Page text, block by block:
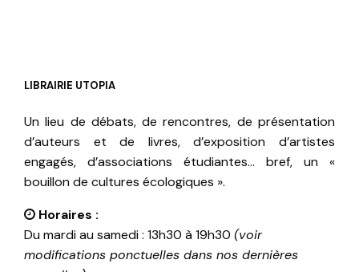
LIBRAIRIE UTOPIA
Un lieu de débats, de rencontres, de présentation
d’auteurs et de livres, d’exposition d’artistes
engagés, d’associations étudiantes… bref, un «
bouillon de cultures écologiques ».
Horaires :
Du mardi au samedi : 13h30 à 19h30 (voir
modifications ponctuelles dans nos dernières